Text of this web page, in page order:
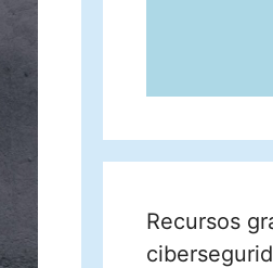
Recursos